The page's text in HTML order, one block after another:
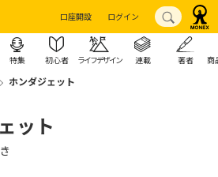
口座開設 ログイン
特集 初心者 ライフデザイン 連載 著者 商
ホンダジェット
ット